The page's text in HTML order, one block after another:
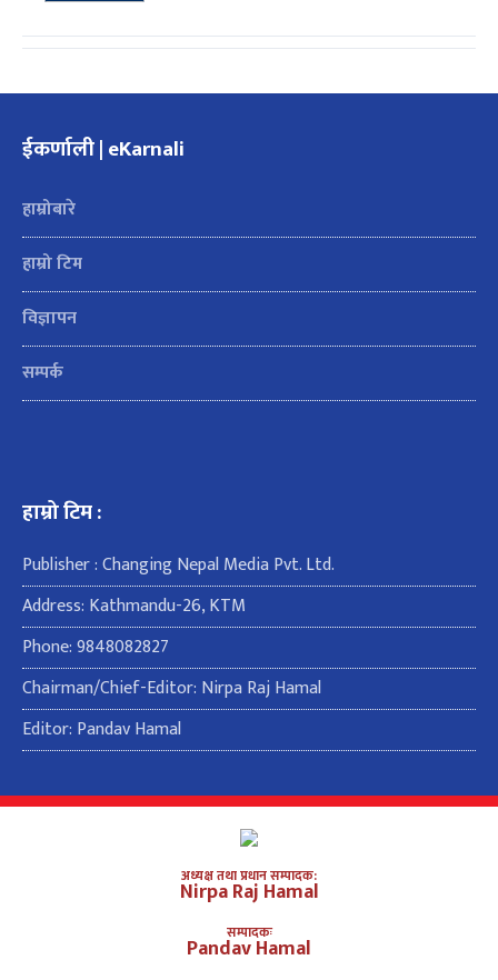
ईकर्णाली | eKarnali
हाम्रोबारे
हाम्रो टिम
विज्ञापन
सम्पर्क
हाम्रो टिम :
Publisher : Changing Nepal Media Pvt. Ltd.
Address: Kathmandu-26, KTM
Phone: 9848082827
Chairman/Chief-Editor: Nirpa Raj Hamal
Editor: Pandav Hamal
अध्यक्ष तथा प्रधान सम्पादक:
Nirpa Raj Hamal
सम्पादकः
Pandav Hamal